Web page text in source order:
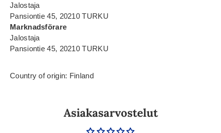
Jalostaja
Pansiontie 45, 20210 TURKU
Marknadsförare
Jalostaja
Pansiontie 45, 20210 TURKU
Country of origin: Finland
Asiakasarvostelut